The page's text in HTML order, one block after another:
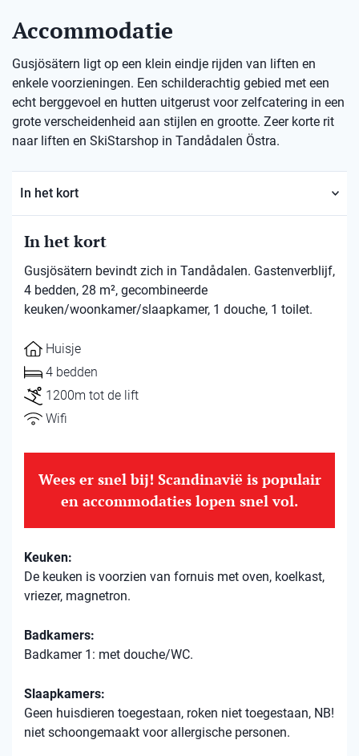
Accommodatie
Gusjösätern ligt op een klein eindje rijden van liften en
enkele voorzieningen. Een schilderachtig gebied met een
echt berggevoel en hutten uitgerust voor zelfcatering in een
grote verscheidenheid aan stijlen en grootte. Zeer korte rit
naar liften en SkiStarshop in Tandådalen Östra.
In het kort
In het kort
Gusjösätern bevindt zich in Tandådalen. Gastenverblijf,
4 bedden, 28 m², gecombineerde
keuken/woonkamer/slaapkamer, 1 douche, 1 toilet.
Huisje
4 bedden
1200m tot de lift
Wifi
Wees er snel bij! Scandinavië is populair
en accommodaties lopen snel vol.
Keuken:
De keuken is voorzien van fornuis met oven, koelkast,
vriezer, magnetron.
Badkamers:
Badkamer 1: met douche/WC.
Slaapkamers:
Geen huisdieren toegestaan, roken niet toegestaan, NB!
niet schoongemaakt voor allergische personen.